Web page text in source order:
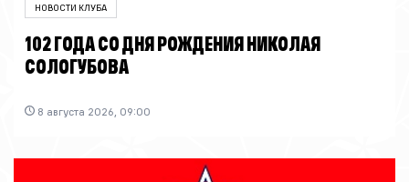
НОВОСТИ КЛУБА
102 ГОДА СО ДНЯ РОЖДЕНИЯ НИКОЛАЯ
СОЛОГУБОВА
8 августа 2026, 09:00